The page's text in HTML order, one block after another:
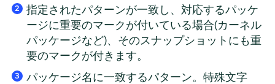
2
指定されたパターンが一致し、対応するパッケ
ージに重要のマークが付いている場合(カーネル
パッケージなど)、そのスナップショットにも重
要のマークが付きます。
3
パッケージ名に一致するパターン。特殊文字